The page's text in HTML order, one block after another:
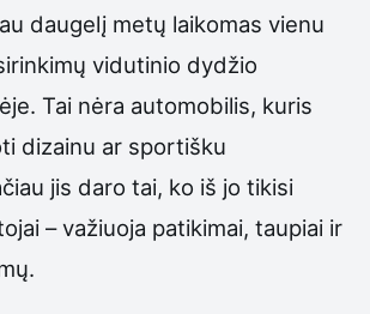
daugelį metų laikomas vienu
vidutinio dydžio
Tai nėra automobilis, kuris
dizainu ar sportišku
jis daro tai, ko iš jo tikisi
– važiuoja patikimai, taupiai ir